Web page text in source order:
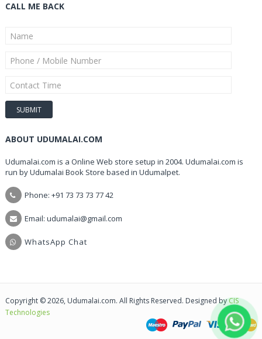
CALL ME BACK
ABOUT UDUMALAI.COM
Udumalai.com is a Online Web store setup in 2004. Udumalai.com is
run by Udumalai Book Store based in Udumalpet.
Phone: +91 73 73 73 77 42
Email: udumalai@gmail.com
WhatsApp Chat
Copyright © 2026, Udumalai.com. All Rights Reserved. Designed byCIS
Technologies